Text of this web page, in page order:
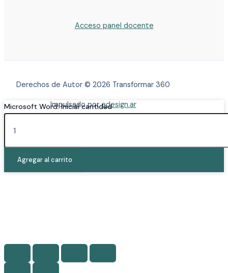
Acceso panel docente
Derechos de Autor © 2026 Transformar 360
Impulsado poredesign.ar
Microsoft Word: Inicial cantidad
Agregar al carrito